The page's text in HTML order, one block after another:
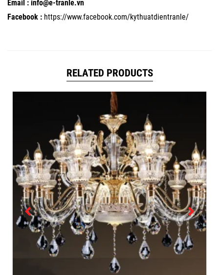
Email : info@e-tranle.vn
Facebook : https://www.facebook.com/kythuatdientranle/
RELATED PRODUCTS